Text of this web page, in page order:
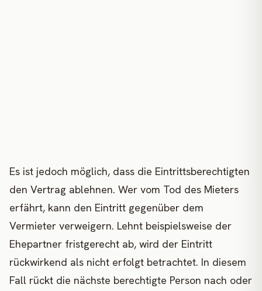
Es ist jedoch möglich, dass die Eintrittsberechtigten
den Vertrag ablehnen. Wer vom Tod des Mieters
erfährt, kann den Eintritt gegenüber dem
Vermieter verweigern. Lehnt beispielsweise der
Ehepartner fristgerecht ab, wird der Eintritt
rückwirkend als nicht erfolgt betrachtet. In diesem
Fall rückt die nächste berechtigte Person nach oder